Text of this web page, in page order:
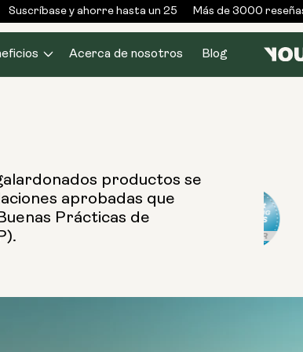
Suscríbase y ahorre hasta un 25 Más de 3000 reseñas
Acerca de nosotros Blog
productos se
aprobadas que
Prácticas de